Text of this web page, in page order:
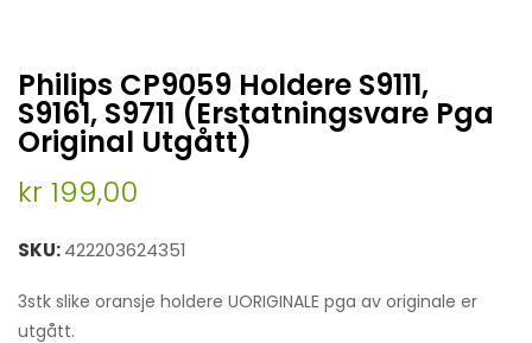
to
the
beginning
of
the
images
Philips CP9059 Holdere S9111,
S9161, S9711 (Erstatningsvare Pga
Original Utgått)
kr 199,00
SKU 422203624351
3stk slike oransje holdere UORIGINALE pga av originale er
utgått.